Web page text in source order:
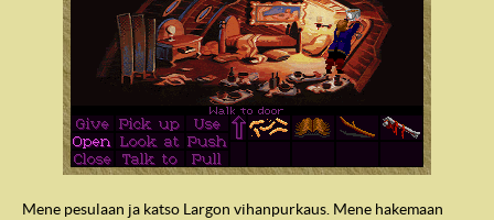
Mene pesulaan ja katso Largon vihanpurkaus. Mene hakemaan